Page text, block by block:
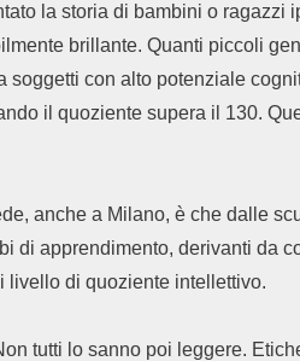
la storia di bambini o ragazzi
brillante. Quanti piccoli
soggetti con alto potenziale
il quoziente supera il 130.
anche a Milano, è che dalle
di apprendimento, derivanti da
livello di quoziente intellettivo.
tutti lo sanno poi leggere.